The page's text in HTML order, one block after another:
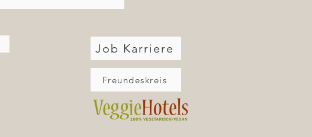
Job Karriere
Freundeskreis